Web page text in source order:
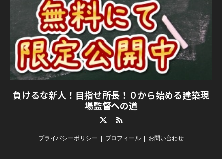
負けるな新人！目指せ所長！０から始める建築現
場監督への道
プライバシーポリシー プロフィール お問い合わせ